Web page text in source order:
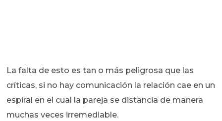
La falta de esto es tan o más peligrosa que las
críticas, si no hay comunicación la relación cae en un
espiral en el cual la pareja se distancia de manera
muchas veces irremediable.